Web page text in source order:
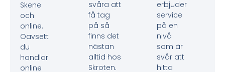
Skene
och
online.
Oavsett
du
handlar
online
svåra att
få tag
på så
finns det
nästan
alltid hos
Skroten.
erbjuder
service
på en
nivå
som är
svår att
hitta